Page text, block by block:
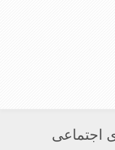
اجتماعی